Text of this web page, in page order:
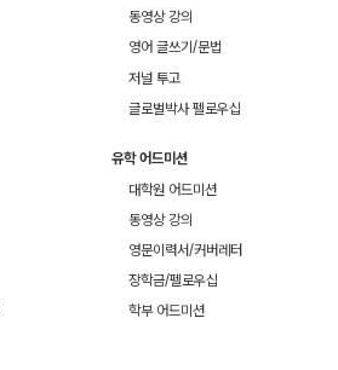
동영상 강의
영어 글쓰기/문법
저널 투고
글로벌박사 펠로우십
유학 어드미션
대학원 어드미션
동영상 강의
영문이력서/커버레터
장학금/펠로우십
학부 어드미션